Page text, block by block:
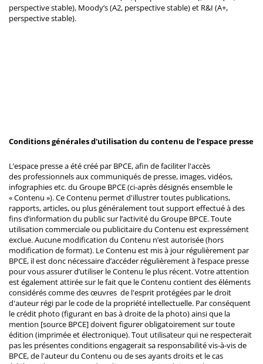
perspective stable), Moody’s (A2, perspective stable) et R&I (A+,
perspective stable).
Conditions générales d'utilisation du contenu de l’espace presse
L’espace presse a été créé par BPCE, afin de faciliter l'accès
des professionnels aux communiqués de presse, images, vidéos,
infographies etc. du Groupe BPCE (ci-après désignés ensemble le
« Contenu »). Ce Contenu permet d'illustrer toutes publications,
rapports, articles, ou plus généralement tout support effectué à des
fins d’information du public sur l’activité du Groupe BPCE. Toute
utilisation commerciale ou publicitaire du Contenu est expressément
exclue. Aucune modification du Contenu n’est autorisée (hors
modification de format). Le Contenu est mis à jour régulièrement par
BPCE, il est donc nécessaire d’accéder régulièrement à l’espace presse
pour vous assurer d’utiliser le Contenu le plus récent. Votre attention
est également attirée sur le fait que le Contenu contient des éléments
considérés comme des œuvres de l'esprit protégées par le droit
d'auteur régi par le code de la propriété intellectuelle. Par conséquent
le crédit photo (figurant en bas à droite de la photo) ainsi que la
mention [source BPCE] doivent figurer obligatoirement sur toute
édition (imprimée et électronique). Tout utilisateur qui ne respecterait
pas les présentes conditions engagerait sa responsabilité vis-à-vis de
BPCE, de l'auteur du Contenu ou de ses ayants droits et le cas